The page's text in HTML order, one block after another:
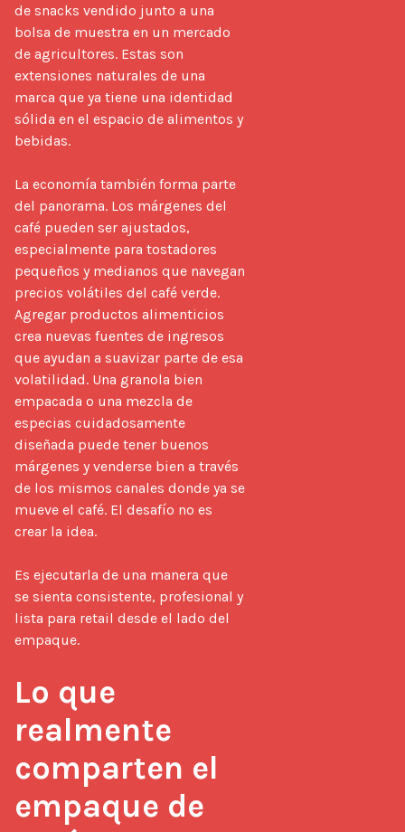
de snacks vendido junto a una
bolsa de muestra en un mercado
de agricultores. Estas son
extensiones naturales de una
marca que ya tiene una identidad
sólida en el espacio de alimentos y
bebidas.
La economía también forma parte
del panorama. Los márgenes del
café pueden ser ajustados,
especialmente para tostadores
pequeños y medianos que navegan
precios volátiles del café verde.
Agregar productos alimenticios
crea nuevas fuentes de ingresos
que ayudan a suavizar parte de esa
volatilidad. Una granola bien
empacada o una mezcla de
especias cuidadosamente
diseñada puede tener buenos
márgenes y venderse bien a través
de los mismos canales donde ya se
mueve el café. El desafío no es
crear la idea.
Es ejecutarla de una manera que
se sienta consistente, profesional y
lista para retail desde el lado del
empaque.
Lo que
realmente
comparten el
empaque de